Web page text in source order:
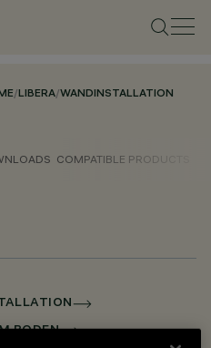
/LIBERA/WANDINSTALLATION
COMPATIBLE PRODUCTS
BODEN